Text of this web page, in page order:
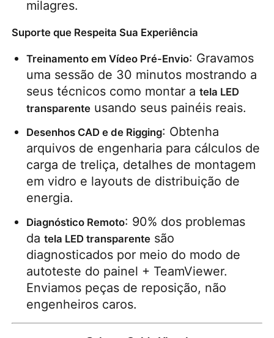
milagres.
Suporte que Respeita Sua Experiência
Treinamento em Vídeo Pré-Envio: Gravamos
uma sessão de 30 minutos mostrando a
seus técnicos como montar a tela LED
transparente usando seus painéis reais.
Desenhos CAD e de Rigging: Obtenha
arquivos de engenharia para cálculos de
carga de treliça, detalhes de montagem
em vidro e layouts de distribuição de
energia.
Diagnóstico Remoto: 90% dos problemas
da tela LED transparente são
diagnosticados por meio do modo de
autoteste do painel + TeamViewer.
Enviamos peças de reposição, não
engenheiros caros.